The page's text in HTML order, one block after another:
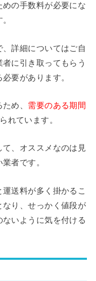
の手数料が必要にな
詳細についてはご自
に引き取ってもらう
要があります。
め、 需要のある期間
れています。
、オススメなのは見
者です。
送料が多く掛かるこ
なり、せっかく値段が
いように気を付ける